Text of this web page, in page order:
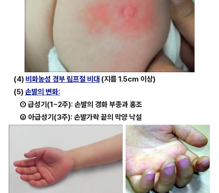
(4) 비화농성 경부 림프절 비대 (지름 1.5cm 이상)
(5) 손발의 변화:
① 급성기(1~2주): 손발의 경화 부종과 홍조
② 아급성기(3주): 손발가락 끝의 막양 낙설